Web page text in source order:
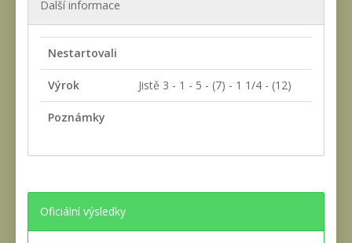
Další informace
Nestartovali
Výrok Jistě 3 - 1 - 5 - (7) - 1 1/4 - (12)
Poznámky
Oficiální výsledky